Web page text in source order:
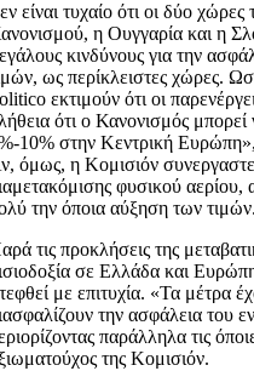
είναι τυχαίο ότι οι δύο
η Ουγγαρία και η
κινδύνους για την
ως περίκλειστες χώρες.
εκτιμούν ότι οι
ότι ο Κανονισμός
10% στην Κεντρική
όμως, η Κομισιόν
φυσικού
την όποια αύξηση των τιμών.
τις προκλήσεις της
σε Ελλάδα και
με επιτυχία. «Τα μέτρα
την ασφάλεια του
παράλληλα τις
της Κομισιόν.